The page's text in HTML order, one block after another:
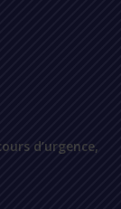
d’urgence,